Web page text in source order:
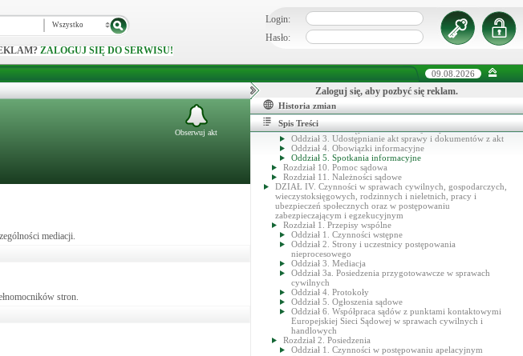
Wszystko
ZALOGUJ SIĘ DO SERWISU!
Login:
Hasło:
09.08.2026
Obserwuj akt
mediacji.
stron.
Zaloguj się, aby pozbyć się reklam.
Historia zmian
Spis Treści
oraz asystentów sędziego
Rozdział 3. Przygotowanie posiedzenia lub rozprawy
Rozdział 4. Wokandy sądowe
Rozdział 5. Doręczenia
Rozdział 7. Przebieg i porządek posiedzenia lub rozprawy
Rozdział 8. Orzeczenia
Rozdział 9. Zarządzanie informacją i obieg dokumentów w
sądach
Oddział 1. Udostępnianie informacji ogólnych
Oddział 2. Udostępnianie informacji o sprawach
Oddział 3. Udostępnianie akt sprawy i dokumentów z akt
Oddział 4. Obowiązki informacyjne
Oddział 5. Spotkania informacyjne
Rozdział 10. Pomoc sądowa
Rozdział 11. Należności sądowe
DZIAŁ IV. Czynności w sprawach cywilnych, gospodarczych,
wieczystoksięgowych, rodzinnych i nieletnich, pracy i
ubezpieczeń społecznych oraz w postępowaniu
zabezpieczającym i egzekucyjnym
Rozdział 1. Przepisy wspólne
Oddział 1. Czynności wstępne
Oddział 2. Strony i uczestnicy postępowania
nieprocesowego
Oddział 3. Mediacja
Oddział 3a. Posiedzenia przygotowawcze w sprawach
cywilnych
Oddział 4. Protokoły
Oddział 5. Ogłoszenia sądowe
Oddział 6. Współpraca sądów z punktami kontaktowymi
Europejskiej Sieci Sądowej w sprawach cywilnych i
handlowych
Rozdział 2. Posiedzenia
Oddział 1. Czynności w postępowaniu apelacyjnym